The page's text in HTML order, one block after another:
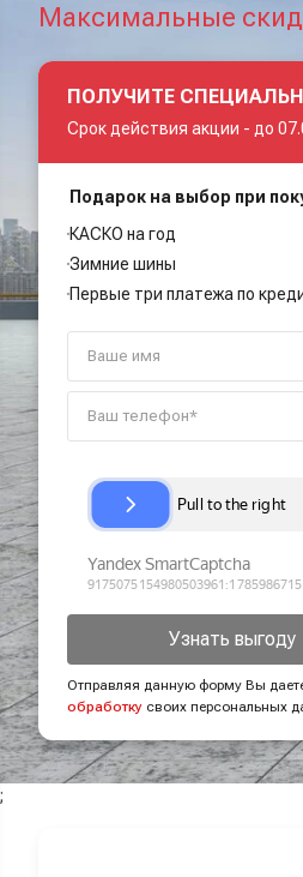
Максимальные
ПОЛУЧИТЕ
Срок действия акции - до
Подарок на выбор при
КАСКО на год
Зимние шины
Первые три платежа по
Узнать выгоду
Отправляя данную форму Вы
обработку своих персональных
;